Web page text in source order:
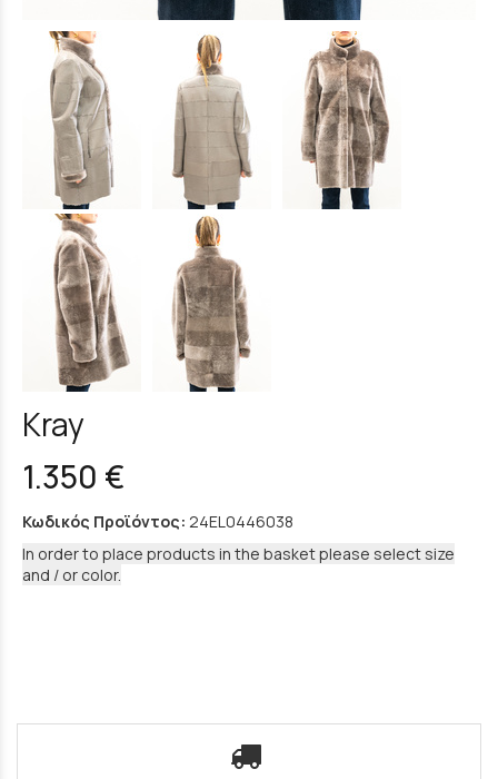
Kray
1.350 €
Κωδικός Προϊόντος: 24EL0446038
In order to place products in the basket please select size
and / or color.